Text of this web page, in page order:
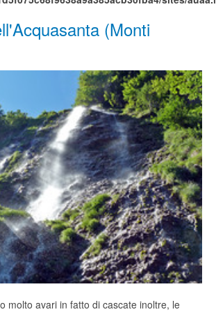
(Monti
molto avari in fatto di cascate inoltre, le